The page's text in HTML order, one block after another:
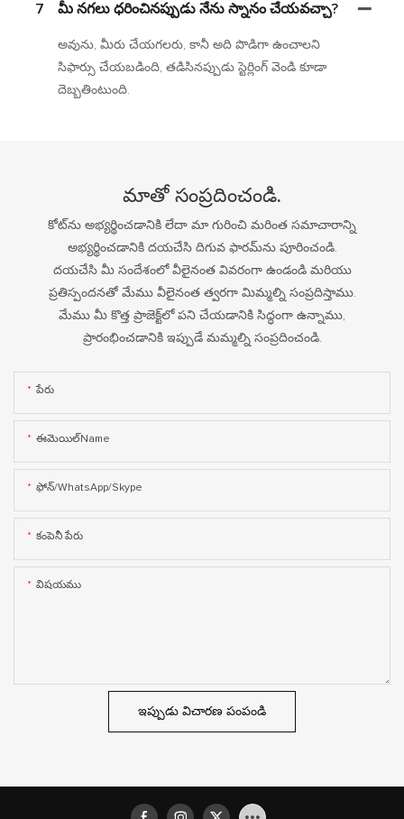
7 మీ నగలు ధరించినప్పుడు నేను స్నానం చేయవచ్చా?
అవును, మీరు చేయగలరు, కానీ అది పొడిగా ఉంచాలని
సిఫార్సు చేయబడింది, తడిసినప్పుడు స్టెర్లింగ్ వెండి కూడా
దెబ్బతింటుంది.
మాతో సంప్రదించండి.
కోట్‌ను అభ్యర్థించడానికి లేదా మా గురించి మరింత సమాచారాన్ని
అభ్యర్థించడానికి దయచేసి దిగువ ఫారమ్‌ను పూరించండి.
దయచేసి మీ సందేశంలో వీలైనంత వివరంగా ఉండండి మరియు
ప్రతిస్పందనతో మేము వీలైనంత త్వరగా మిమ్మల్ని సంప్రదిస్తాము.
మేము మీ కొత్త ప్రాజెక్ట్‌లో పని చేయడానికి సిద్ధంగా ఉన్నాము,
ప్రారంభించడానికి ఇప్పుడే మమ్మల్ని సంప్రదించండి.
పేరు
ఈమెయిల్Name
ఫోన్/WhatsApp/Skype
కంపెనీ పేరు
విషయము
ఇప్పుడు విచారణ పంపండి